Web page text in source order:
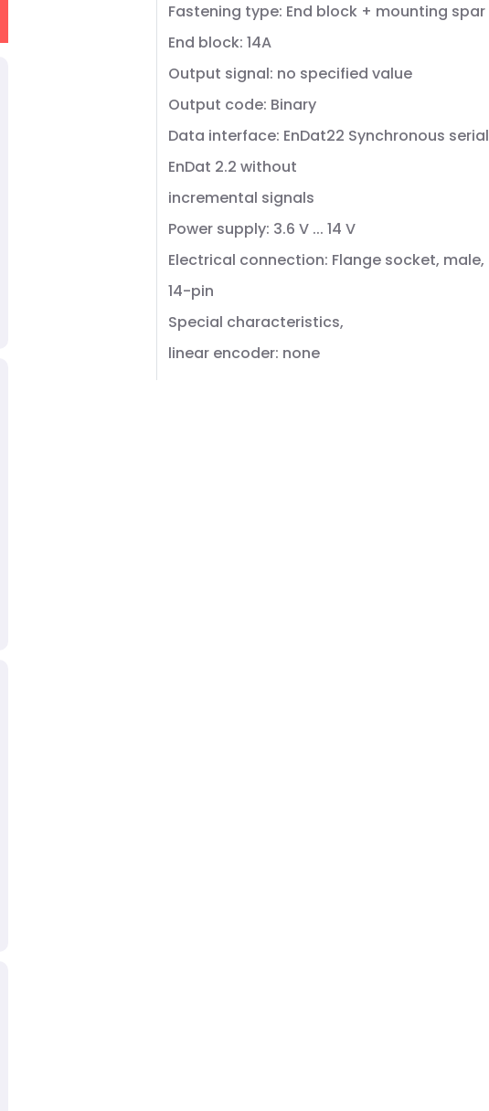
Fastening type: End block + mounting spar
End block: 14A
Output signal: no specified value
Output code: Binary
Data interface: EnDat22 Synchronous serial
EnDat 2.2 without
incremental signals
Power supply: 3.6 V ... 14 V
Electrical connection: Flange socket, male,
14-pin
Special characteristics,
linear encoder: none